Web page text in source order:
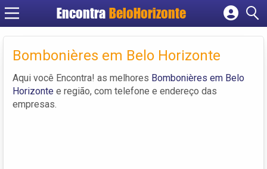
Encontra BeloHorizonte
Cadastrar empresa
Criar conta
Bombonières em Belo Horizonte
Aqui você Encontra! as melhores Bombonières em Belo
Horizonte e região, com telefone e endereço das
empresas.